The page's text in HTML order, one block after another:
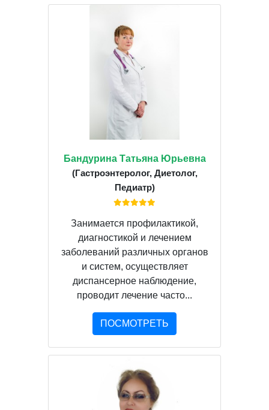
Бандурина Татьяна Юрьевна
(Гастроэнтеролог, Диетолог,
Педиатр)
Занимается профилактикой,
диагностикой и лечением
заболеваний различных органов
и систем, осуществляет
диспансерное наблюдение,
проводит лечение часто...
ПОСМОТРЕТЬ